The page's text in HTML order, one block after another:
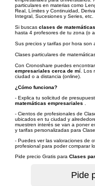
particulares en materias como
Real, Límites y Continuidad,
Integral, Sucesiones y Series, etc.
Si buscas clases de
hasta 4 profesores de tu zona (o
Sus precios y tarifas por hora son
Clases particulares de
Con Cronoshare puedes encontrar
empresariales cerca de mí .
ciudad o a distancia (online).
¿Cómo funciona?
- Explica tu solicitud de
matemáticas empresariales
- Cientos de profesionales de
ubicados en tu ciudad y
muestren interés se van a poner
y tarifas personalizadas para
- Puedes ver las valoraciones de
profesional para poder comparar
Pide precio Gratis para Clases